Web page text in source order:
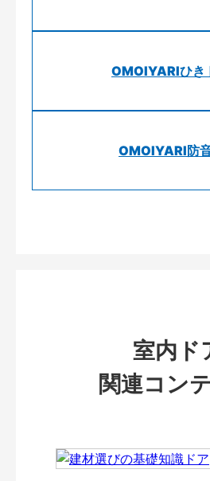
OMOIYARIひき
OMOIYARI防
室内ド
関連コン